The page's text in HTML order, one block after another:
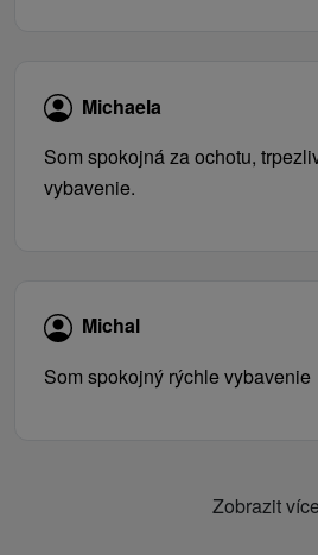
Michaela
Som spokojná za ochotu,
vybavenie.
Michal
Som spokojný rýchle vybavenie
Zobrazit více